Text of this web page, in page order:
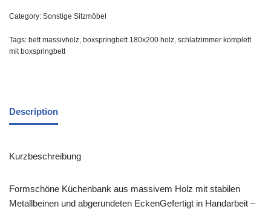
Category: Sonstige Sitzmöbel
Tags: bett massivholz, boxspringbett 180x200 holz, schlafzimmer komplett
mit boxspringbett
Description
Kurzbeschreibung
Formschöne Küchenbank aus massivem Holz mit stabilen
Metallbeinen und abgerundeten EckenGefertigt in Handarbeit –